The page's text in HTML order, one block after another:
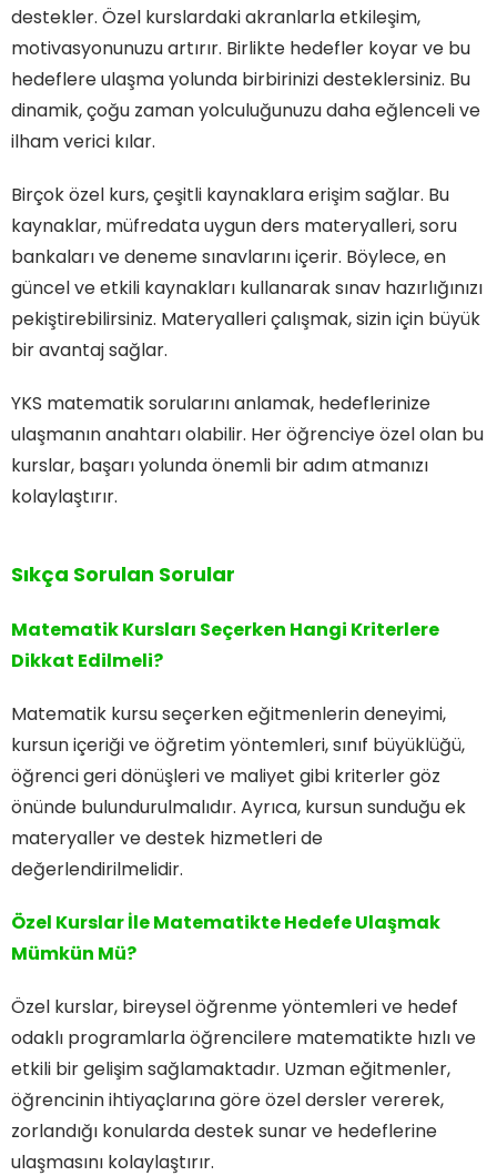
destekler. Özel kurslardaki akranlarla etkileşim,
motivasyonunuzu artırır. Birlikte hedefler koyar ve bu
hedeflere ulaşma yolunda birbirinizi desteklersiniz. Bu
dinamik, çoğu zaman yolculuğunuzu daha eğlenceli ve
ilham verici kılar.
Birçok özel kurs, çeşitli kaynaklara erişim sağlar. Bu
kaynaklar, müfredata uygun ders materyalleri, soru
bankaları ve deneme sınavlarını içerir. Böylece, en
güncel ve etkili kaynakları kullanarak sınav hazırlığınızı
pekiştirebilirsiniz. Materyalleri çalışmak, sizin için büyük
bir avantaj sağlar.
YKS matematik sorularını anlamak, hedeflerinize
ulaşmanın anahtarı olabilir. Her öğrenciye özel olan bu
kurslar, başarı yolunda önemli bir adım atmanızı
kolaylaştırır.
Sıkça Sorulan Sorular
Matematik Kursları Seçerken Hangi Kriterlere
Dikkat Edilmeli?
Matematik kursu seçerken eğitmenlerin deneyimi,
kursun içeriği ve öğretim yöntemleri, sınıf büyüklüğü,
öğrenci geri dönüşleri ve maliyet gibi kriterler göz
önünde bulundurulmalıdır. Ayrıca, kursun sunduğu ek
materyaller ve destek hizmetleri de
değerlendirilmelidir.
Özel Kurslar İle Matematikte Hedefe Ulaşmak
Mümkün Mü?
Özel kurslar, bireysel öğrenme yöntemleri ve hedef
odaklı programlarla öğrencilere matematikte hızlı ve
etkili bir gelişim sağlamaktadır. Uzman eğitmenler,
öğrencinin ihtiyaçlarına göre özel dersler vererek,
zorlandığı konularda destek sunar ve hedeflerine
ulaşmasını kolaylaştırır.